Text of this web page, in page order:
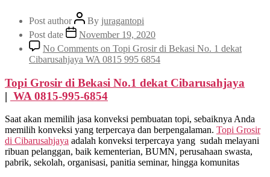
Post author By juragantopi
Post date
November 19, 2020
No Comments on Topi Grosir di Bekasi No. 1 dekat
Cibarusahjaya WA 0815 995 6854
Topi Grosir di Bekasi No.1 dekat Cibarusahjaya
| WA 0815-995-6854
Saat akan memilih jasa konveksi pembuatan topi, sebaiknya Anda
memilih konveksi yang terpercaya dan berpengalaman. Topi Grosir
di Cibarusahjaya adalah konveksi terpercaya yang sudah melayani
ribuan pelanggan, baik kementerian, BUMN, perusahaan swasta,
pabrik, sekolah, organisasi, panitia seminar, hingga komunitas